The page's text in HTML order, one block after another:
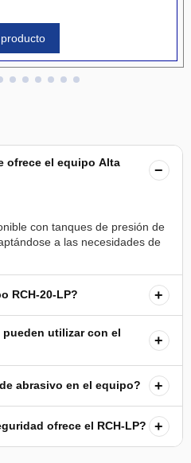
ofrece el equipo Alta
−
con tanques de presión de
a las necesidades de
RCH-20-LP? +
utilizar con el
+
abrasivo en el equipo? +
ofrece el RCH-LP? +